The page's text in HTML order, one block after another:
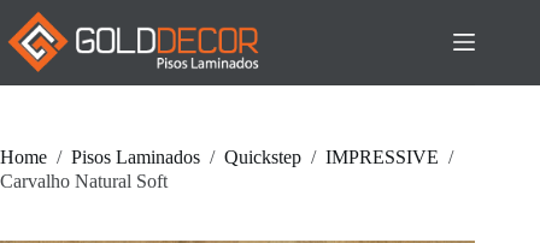
Pular
para
conteúdo
Home / Pisos Laminados / Quickstep / IMPRESSIVE /
Carvalho Natural Soft